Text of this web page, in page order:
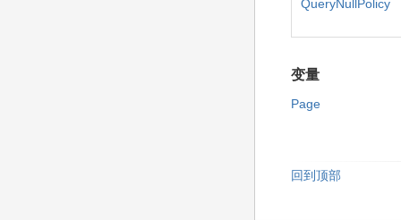
QueryNullPolicy
变量
Page
回到顶部